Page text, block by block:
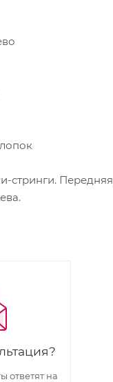
стринги.
ответят на